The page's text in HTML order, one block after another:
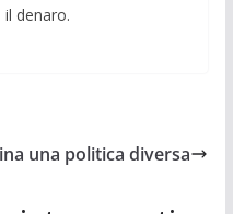
denaro.
una politica diversa